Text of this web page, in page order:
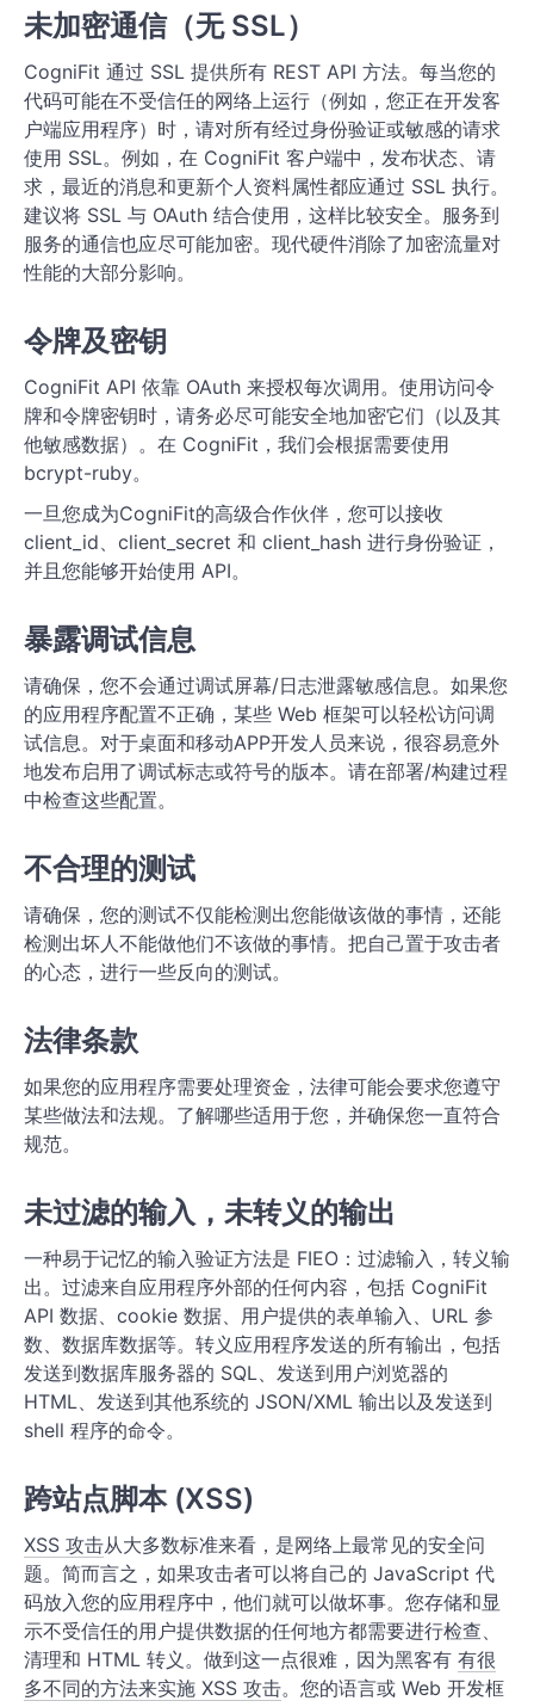
未加密通信（无 SSL）
CogniFit 通过 SSL 提供所有 REST API 方法。每当您的
代码可能在不受信任的网络上运行（例如，您正在开发客
户端应用程序）时，请对所有经过身份验证或敏感的请求
使用 SSL。例如，在 CogniFit 客户端中，发布状态、请
求，最近的消息和更新个人资料属性都应通过 SSL 执行。
建议将 SSL 与 OAuth 结合使用，这样比较安全。服务到
服务的通信也应尽可能加密。现代硬件消除了加密流量对
性能的大部分影响。
令牌及密钥
CogniFit API 依靠 OAuth 来授权每次调用。使用访问令
牌和令牌密钥时，请务必尽可能安全地加密它们（以及其
他敏感数据）。在 CogniFit，我们会根据需要使用
bcrypt-ruby。
一旦您成为CogniFit的高级合作伙伴，您可以接收
client_id、client_secret 和 client_hash 进行身份验证，
并且您能够开始使用 API。
暴露调试信息
请确保，您不会通过调试屏幕/日志泄露敏感信息。如果您
的应用程序配置不正确，某些 Web 框架可以轻松访问调
试信息。对于桌面和移动APP开发人员来说，很容易意外
地发布启用了调试标志或符号的版本。请在部署/构建过程
中检查这些配置。
不合理的测试
请确保，您的测试不仅能检测出您能做该做的事情，还能
检测出坏人不能做他们不该做的事情。把自己置于攻击者
的心态，进行一些反向的测试。
法律条款
如果您的应用程序需要处理资金，法律可能会要求您遵守
某些做法和法规。了解哪些适用于您，并确保您一直符合
规范。
未过滤的输入，未转义的输出
一种易于记忆的输入验证方法是 FIEO：过滤输入，转义输
出。过滤来自应用程序外部的任何内容，包括 CogniFit
API 数据、cookie 数据、用户提供的表单输入、URL 参
数、数据库数据等。转义应用程序发送的所有输出，包括
发送到数据库服务器的 SQL、发送到用户浏览器的
HTML、发送到其他系统的 JSON/XML 输出以及发送到
shell 程序的命令。
跨站点脚本 (XSS)
XSS 攻击从大多数标准来看，是网络上最常见的安全问
题。简而言之，如果攻击者可以将自己的 JavaScript 代
码放入您的应用程序中，他们就可以做坏事。您存储和显
示不受信任的用户提供数据的任何地方都需要进行检查、
清理和 HTML 转义。做到这一点很难，因为黑客有 有很
多不同的方法来实施 XSS 攻击。您的语言或 Web 开发框